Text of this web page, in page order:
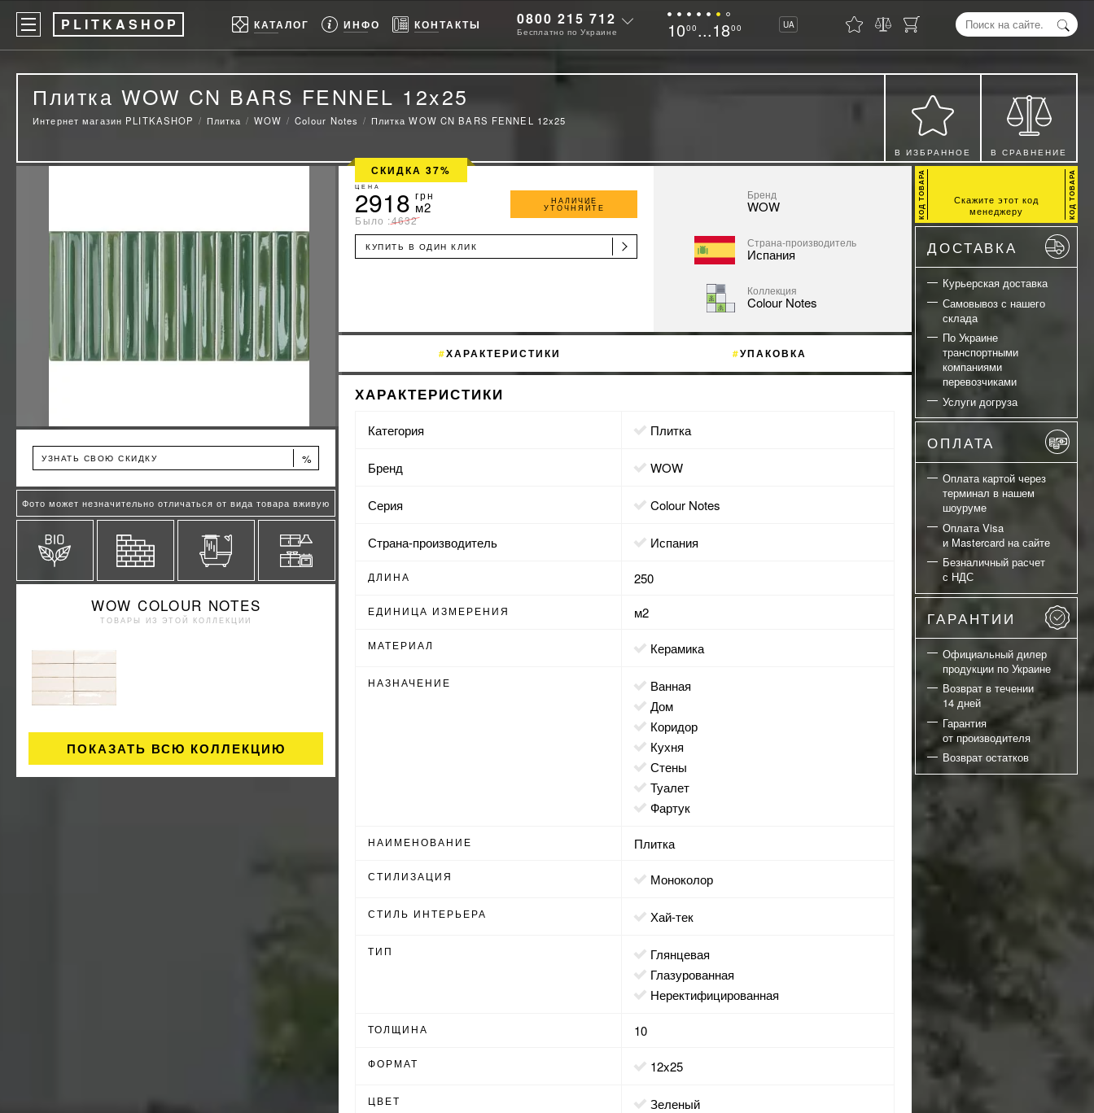
P LITKASHOP КАТАЛОГ ИНФО КОНТАКТЫ 0800 215 712
Бесплатно по Украине 1000 ...1800 UA
Плитка WOW CN BARS FENNEL 12x25
Интернет магазин PLITKASHOP Плитка WOW Colour Notes Плитка WOW CN BARS FENNEL 12x25
В ИЗБРАННОЕ В СРАВНЕНИЕ
УЗНАТЬ СВОЮ СКИДКУ %
Фото может незначительно отличаться от вида товара вживую
WOW COLOUR NOTES
ТОВАРЫ ИЗ ЭТОЙ КОЛЛЕКЦИИ
ПОКАЗАТЬ ВСЮ КОЛЛЕКЦИЮ
СКИДКА 37%
ЦЕНА
2918 грн
м2
Было :4632
НАЛИЧИЕ
УТОЧНЯЙТЕ
КУПИТЬ В ОДИН КЛИК
Бренд
WOW
Страна-производитель
Испания
Коллекция
Colour Notes
ХАРАКТЕРИСТИКИ УПАКОВКА
ХАРАКТЕРИСТИКИ
Категория Плитка
Бренд WOW
Серия Colour Notes
Страна-производитель Испания
ДЛИНА 250
ЕДИНИЦА ИЗМЕРЕНИЯ м2
МАТЕРИАЛ Керамика
НАЗНАЧЕНИЕ
ванная
дом
коридор
кухня
стены
туалет
фартук
НАИМЕНОВАНИЕ Плитка
СТИЛИЗАЦИЯ моноколор
СТИЛЬ ИНТЕРЬЕРА хай-тек
ТИП
глянцевая
глазурованная
неректифицированная
ТОЛЩИНА 10
ФОРМАТ 12x25
ЦВЕТ зеленый
Скажите этот код
менеджеру
ДОСТАВКА
Курьерская доставка
Самовывоз с нашего
склада
По Украине
транспортными
компаниями
перевозчиками
Услуги догруза
ОПЛАТА
Оплата картой через
терминал в нашем
шоуруме
Оплата Visa
и Mastercard на сайте
Безналичный расчет
с НДС
ГАРАНТИИ
Официальный дилер
продукции по Украине
Возврат в течении
14 дней
Гарантия
от производителя
Возврат остатков